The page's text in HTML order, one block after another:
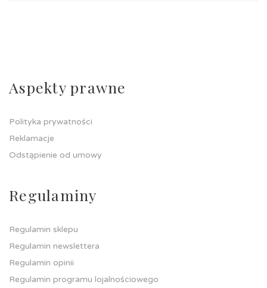
Aspekty prawne
Polityka prywatności
Reklamacje
Odstąpienie od umowy
Regulaminy
Regulamin sklepu
Regulamin newslettera
Regulamin opinii
Regulamin programu lojalnościowego